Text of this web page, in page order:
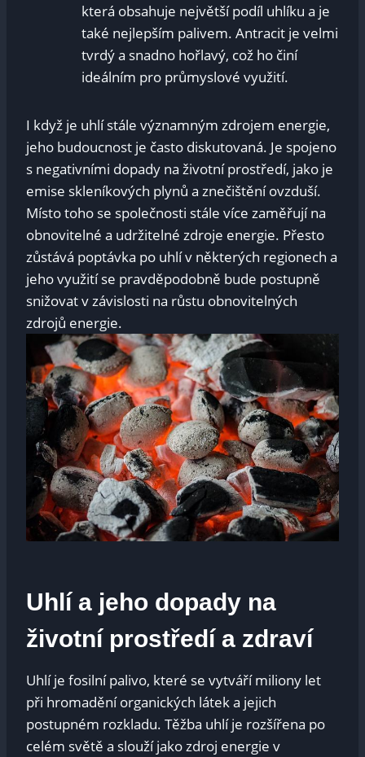
která obsahuje největší podíl uhlíku a je
také nejlepším palivem. Antracit je velmi
tvrdý a snadno hořlavý, což ho činí
ideálním pro průmyslové využití.
I když je uhlí stále významným zdrojem energie,
jeho budoucnost je často diskutovaná. Je spojeno
s negativními dopady na životní prostředí, jako je
emise skleníkových plynů a znečištění ovzduší.
Místo toho se společnosti stále více zaměřují na
obnovitelné a udržitelné zdroje energie. Přesto
zůstává poptávka po uhlí v některých regionech a
jeho využití se pravděpodobně bude postupně
snižovat v závislosti na růstu obnovitelných
zdrojů energie.
Uhlí a jeho dopady na
životní prostředí a zdraví
Uhlí je fosilní palivo, které se vytváří miliony let
při hromadění organických látek a jejich
postupném rozkladu. Těžba uhlí je rozšířena po
celém světě a slouží jako zdroj energie v